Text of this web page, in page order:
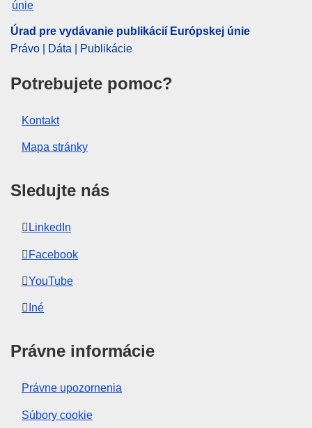
Úrad pre vydávanie publikácií Európskej únie
Právo | Dáta | Publikácie
Potrebujete pomoc?
Kontakt
Mapa stránky
Sledujte nás
LinkedIn
Facebook
YouTube
Iné
Právne informácie
Právne upozornenia
Súbory cookie